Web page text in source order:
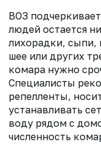
ВОЗ
людей остается
лихорадки, сыпи,
шее или других
комара нужно
Специалисты
репелленты,
устанавливать
воду рядом с
численность